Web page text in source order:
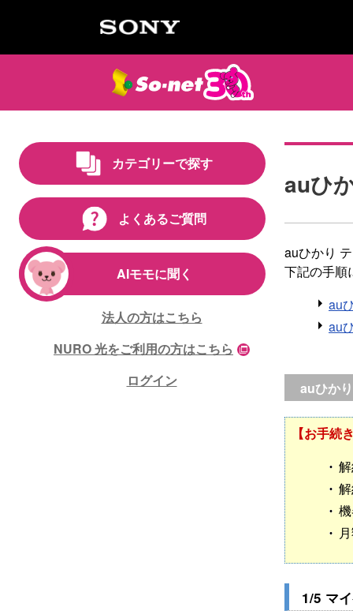
カテゴリーで探す
よくあるご質問
AIモモに聞く
法人の方はこちら
NURO 光をご利用の方はこちら
ログイン
auひ
auひかり
下記の手順
au
au
auひか
【お手続
1/5 マ